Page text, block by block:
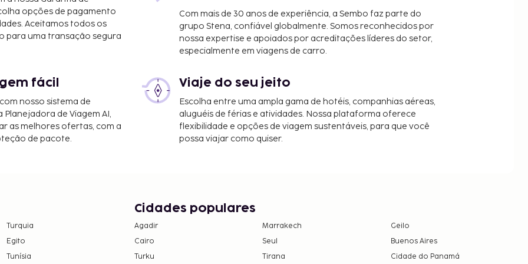
km/5,9 mi
20,8 mi
vistas a partir
serviços de
de uma taxa
opções de pagamento
Aceitamos todos os
para uma transação segura
Com mais de 30 anos de experiência, a Sembo faz parte do
grupo Stena, confiável globalmente. Somos reconhecidos por
nossa expertise e apoiados por acreditações líderes do setor,
especialmente em viagens de carro.
fácil
nosso sistema de
Planejadora de Viagem AI,
as melhores ofertas, com a
de pacote.
Viaje do seu jeito
Escolha entre uma ampla gama de hotéis, companhias aéreas,
aluguéis de férias e atividades. Nossa plataforma oferece
flexibilidade e opções de viagem sustentáveis, para que você
possa viajar como quiser.
Turquia
Egito
Tunísia
Cidades populares
Agadir Marrakech
Geilo
Cairo
Seul
Buenos Aires
Turku
Tirana
Cidade do Panamá